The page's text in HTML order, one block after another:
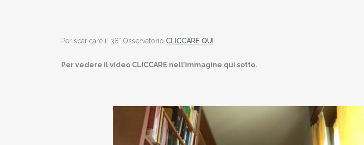
Per scaricare il 38° Osservatorio CLICCARE QUI
Per vedere il video CLICCARE nell’immagine qui sotto.